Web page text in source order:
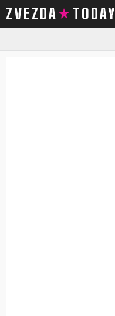
ZVEZDA TODAY